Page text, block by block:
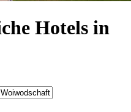
Hotels in